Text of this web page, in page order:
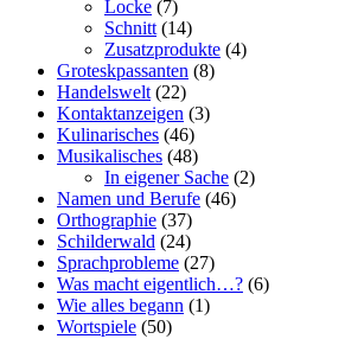
Locke (7)
Schnitt (14)
Zusatzprodukte (4)
Groteskpassanten (8)
Handelswelt (22)
Kontaktanzeigen (3)
Kulinarisches (46)
Musikalisches (48)
In eigener Sache (2)
Namen und Berufe (46)
Orthographie (37)
Schilderwald (24)
Sprachprobleme (27)
Was macht eigentlich…? (6)
Wie alles begann (1)
Wortspiele (50)